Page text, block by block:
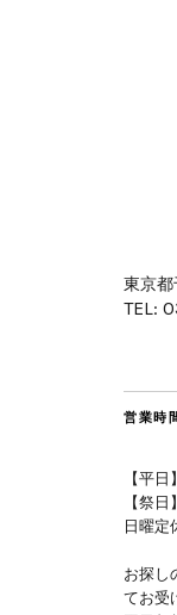
東京都
TEL:
営業時
【平
【祭
日曜定
お探し
てお受